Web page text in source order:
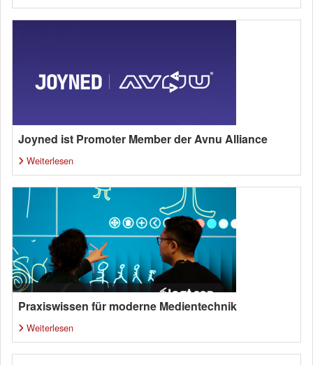
Joyned ist Promoter Member der Avnu Alliance
Weiterlesen
Praxiswissen für moderne Medientechnik
Weiterlesen